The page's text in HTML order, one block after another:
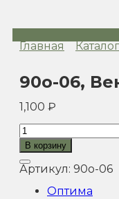
Главная Каталог
90o-06,
1,100 ₽
Количество
товара
90o-
06,
Венок
Оптима
В корзину
Артикул: 90o-06
Оптима